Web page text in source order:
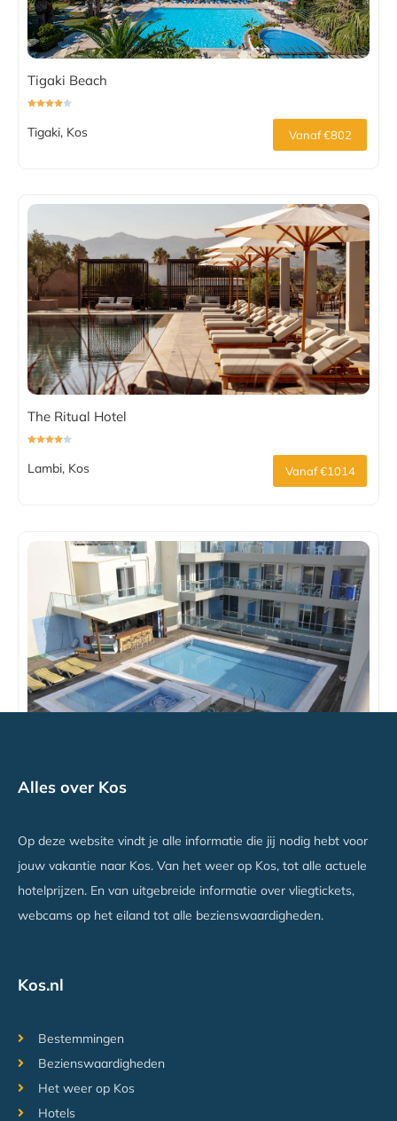
Tigaki Beach
Tigaki, Kos Vanaf €802
The Ritual Hotel
Lambi, Kos Vanaf €1014
Alles over Kos
Op deze website vindt je alle informatie die jij nodig hebt voor
jouw vakantie naar Kos. Van het weer op Kos, tot alle actuele
hotelprijzen. En van uitgebreide informatie over vliegtickets,
webcams op het eiland tot alle bezienswaardigheden.
Kos.nl
Bestemmingen
Bezienswaardigheden
Het weer op Kos
Hotels